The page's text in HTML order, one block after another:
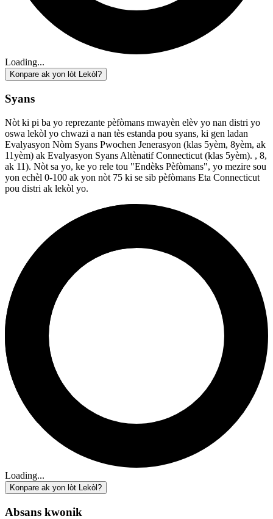
Loading...
Konpare ak yon lòt Lekòl?
Syans
Nòt ki pi ba yo reprezante pèfòmans mwayèn elèv yo nan distri yo
oswa lekòl yo chwazi a nan tès estanda pou syans, ki gen ladan
Evalyasyon Nòm Syans Pwochen Jenerasyon (klas 5yèm, 8yèm, ak
11yèm) ak Evalyasyon Syans Altènatif Connecticut (klas 5yèm). , 8,
ak 11). Nòt sa yo, ke yo rele tou "Endèks Pèfòmans", yo mezire sou
yon echèl 0-100 ak yon nòt 75 ki se sib pèfòmans Eta Connecticut
pou distri ak lekòl yo.
Loading...
Konpare ak yon lòt Lekòl?
Absans kwonik